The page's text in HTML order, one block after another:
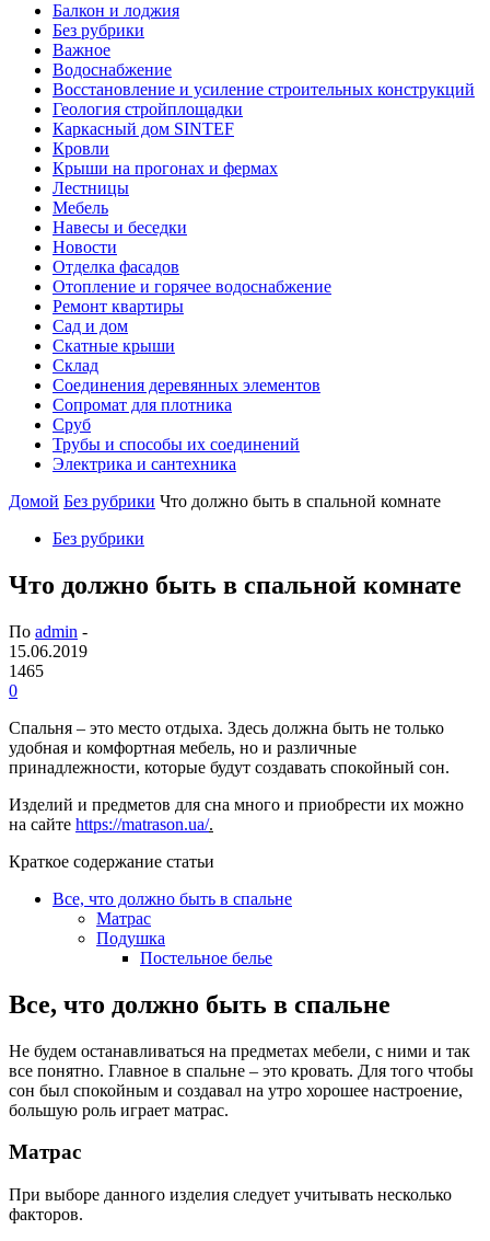
Балкон и лоджия
Без рубрики
Важное
Водоснабжение
Восстановление и усиление строительных конструкций
Геология стройплощадки
Каркасный дом SINTEF
Кровли
Крыши на прогонах и фермах
Лестницы
Мебель
Навесы и беседки
Новости
Отделка фасадов
Отопление и горячее водоснабжение
Ремонт квартиры
Сад и дом
Скатные крыши
Склад
Соединения деревянных элементов
Сопромат для плотника
Сруб
Трубы и способы их соединений
Электрика и сантехника
Домой Без рубрики Что должно быть в спальной комнате
Без рубрики
Что должно быть в спальной комнате
По admin -
15.06.2019
1465
0
Спальня – это место отдыха. Здесь должна быть не только
удобная и комфортная мебель, но и различные
принадлежности, которые будут создавать спокойный сон.
Изделий и предметов для сна много и приобрести их можно
на сайте https://matrason.ua/.
Краткое содержание статьи
Все, что должно быть в спальне
Матрас
Подушка
Постельное белье
Все, что должно быть в спальне
Не будем останавливаться на предметах мебели, с ними и так
все понятно. Главное в спальне – это кровать. Для того чтобы
сон был спокойным и создавал на утро хорошее настроение,
большую роль играет матрас.
Матрас
При выборе данного изделия следует учитывать несколько
факторов.